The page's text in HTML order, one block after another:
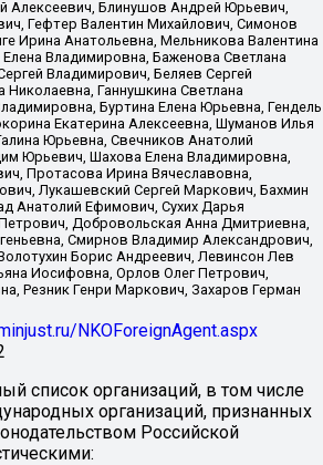
Алексеевич, Блинушов Андрей Юрьевич,
Гефтер Валентин Михайлович, Симонов
Ирина Анатольевна, Мельникова Валентина
Владимировна, Баженова Светлана
Владимирович, Беляев Сергей
Николаевна, Ганнушкина Светлана
Буртина Елена Юрьевна, Гендель
Екатерина Алексеевна, Шуманов Илья
Юрьевна, Свечников Анатолий
Юрьевич, Шахова Елена Владимировна,
Протасова Ирина Вячеславовна,
Лукашевский Сергей Маркович, Бахмин
Анатолий Ефимович, Сухих Дарья
Добровольская Анна Дмитриевна,
Смирнов Владимир Александрович,
Борис Андреевич, Левинсон Лев
Иосифовна, Орлов Олег Петрович,
Резник Генри Маркович, Захаров Герман
NKOForeignAgent.aspx
список организаций, в том числе
организаций, признанных
Российской